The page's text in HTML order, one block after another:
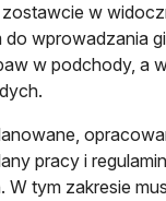
w
do wprowadzania
w podchody, a
pracy i
W tym zakresie